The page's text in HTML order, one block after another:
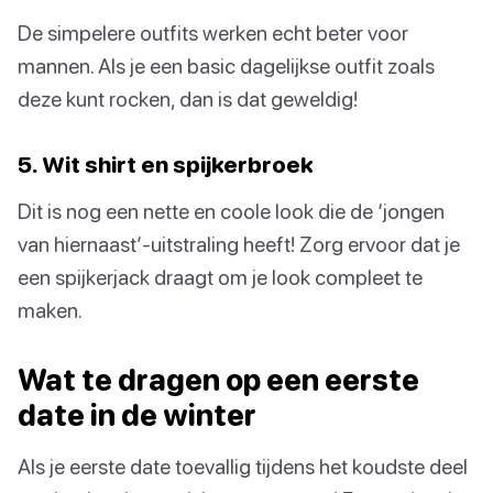
De simpelere outfits werken echt beter voor
mannen. Als je een basic dagelijkse outfit zoals
deze kunt rocken, dan is dat geweldig!
5. Wit shirt en spijkerbroek
Dit is nog een nette en coole look die de ‘jongen
van hiernaast’-uitstraling heeft! Zorg ervoor dat je
een spijkerjack draagt om je look compleet te
maken.
Wat te dragen op een eerste
date in de winter
Als je eerste date toevallig tijdens het koudste deel